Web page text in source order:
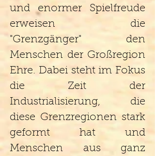
und enormer Spielfreude
erweisen die
"Grenzgänger" den
Menschen der Großregion
Ehre. Dabei steht im Fokus
die Zeit der
Industrialisierung, die
diese Grenzregionen stark
geformt hat und
Menschen aus ganz